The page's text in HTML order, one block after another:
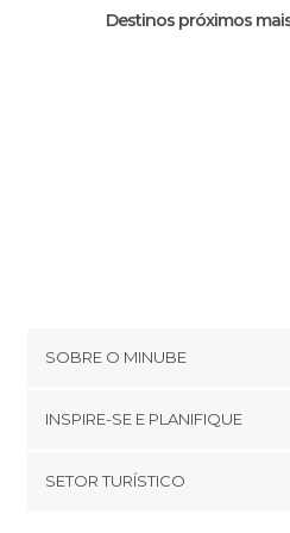
Destinos próximos
SOBRE O MINUBE
Términos e Condições
INSPIRE-SE E PLANIFIQUE
SETOR TURÍSTICO